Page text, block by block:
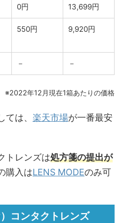
0円 13,699円
550円 9,920円
－ －
※2022年12月現在1箱あたりの価格
ては、 楽天市場が一番最安
トレンズは処方箋の提出が
購入はLENS MODEのみ可
コンタクトレンズ